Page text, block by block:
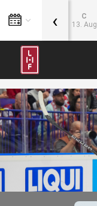
C
13. Aug
‹